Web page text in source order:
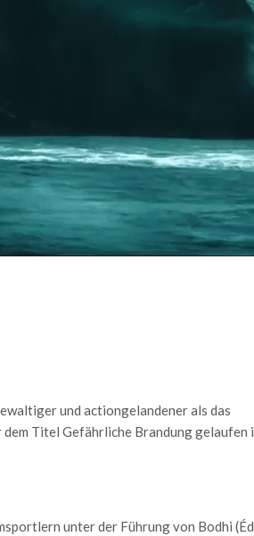
und actiongelandener als das
Titel Gefährliche Brandung gelaufen
unter der Führung von Bodhi